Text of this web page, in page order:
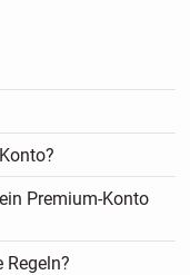
Premium-Konto
Regeln?